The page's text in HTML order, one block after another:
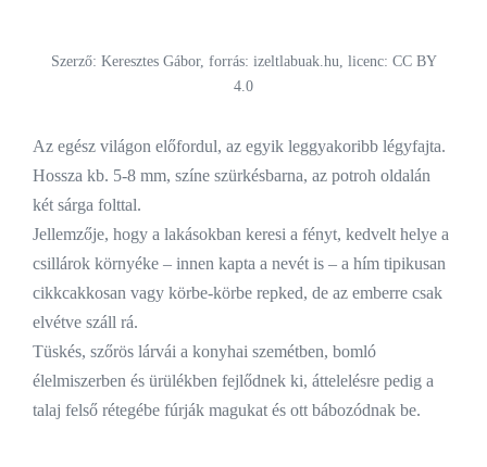
Szerző: Keresztes Gábor, forrás: izeltlabuak.hu, licenc: CC BY
4.0
Az egész világon előfordul, az egyik leggyakoribb légyfajta.
Hossza kb. 5-8 mm, színe szürkésbarna, az potroh oldalán
két sárga folttal.
Jellemzője, hogy a lakásokban keresi a fényt, kedvelt helye a
csillárok környéke – innen kapta a nevét is – a hím tipikusan
cikkcakkosan vagy körbe-körbe repked, de az emberre csak
elvétve száll rá.
Tüskés, szőrös lárvái a konyhai szemétben, bomló
élelmiszerben és ürülékben fejlődnek ki, áttelelésre pedig a
talaj felső rétegébe fúrják magukat és ott bábozódnak be.